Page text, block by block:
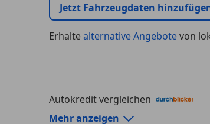
Jetzt Fahrzeugdaten
Erhaltealternative Angebotevon
Autokredit vergleichen
Autokredit-Rechner von
Mehr anzeigen